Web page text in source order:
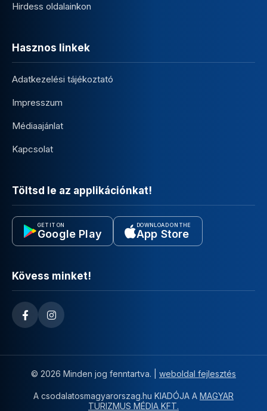
Hirdess oldalainkon
Hasznos linkek
Adatkezelési tájékoztató
Impresszum
Médiaajánlat
Kapcsolat
Töltsd le az applikációnkat!
GET IT ON
Google Play
DOWNLOAD ON THE
App Store
Kövess minket!
© 2026 Minden jog fenntartva. | weboldal fejlesztés
A csodalatosmagyarorszag.hu KIADÓJA A MAGYAR
TURIZMUS MÉDIA KFT.